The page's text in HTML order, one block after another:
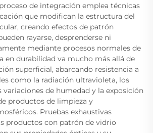
de integración emplea técnicas
que modifican la estructura del
creando efectos de patrón
rayarse, desprenderse ni
mediante procesos normales de
en durabilidad va mucho más allá de
superficial, abarcando resistencia a
como la radiación ultravioleta, los
de humedad y la exposición
productos de limpieza y
Pruebas exhaustivas
productos con patrón de vidrio